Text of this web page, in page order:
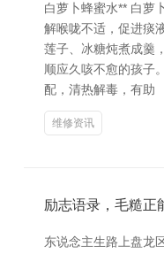
白萝卜蜂蜜水** 白萝
解喉咙不适，促进痰
莲子、冰糖炖煮成羹
顺应久咳不愈的孩子
配，清热解毒，有助
维修资讯
励志语录，毛糙正
东说念主生路上盘龙